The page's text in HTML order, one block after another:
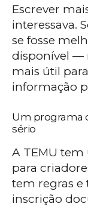
Escrever
interessava.
se fosse
disponível —
mais útil
informação
Um programa
sério
A TEMU
para
tem regras e
inscrição